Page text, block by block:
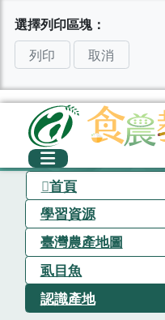
選擇列印區塊：
列印
取消
首頁
學習資源
臺灣農產地圖
虱目魚
認識產地